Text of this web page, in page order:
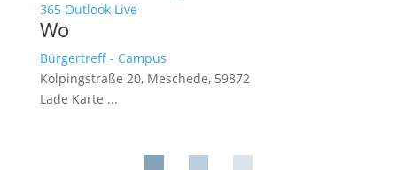
365 Outlook Live
Wo
Bürgertreff - Campus
Kolpingstraße 20, Meschede, 59872
Lade Karte ...